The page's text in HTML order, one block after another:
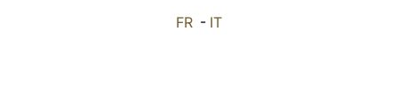
FR - IT